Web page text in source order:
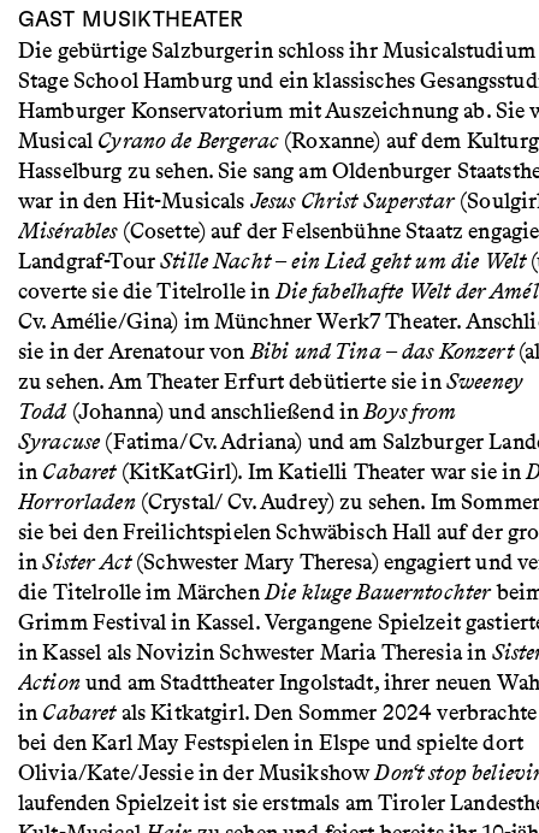
GAST MUSIKTHEATER
Die gebürtige Salzburgerin schloss ihr Musicalstudium
Stage School Hamburg und ein klassisches
Hamburger Konservatorium mit Auszeichnung ab. Sie
Musical Cyrano de Bergerac(Roxanne) auf dem
Hasselburg zu sehen. Sie sang am Oldenburger
war in den Hit-Musicals Jesus Christ Superstar
Misérables(Cosette) auf der Felsenbühne Staatz
Landgraf-TourStille Nacht – ein Lied geht um die Welt
coverte sie die Titelrolle inDie fabelhafte Welt der
Cv. Amélie/Gina) im Münchner Werk7 Theater.
sie in der Arenatour vonBibi und Tina – das Konzert
zu sehen. Am Theater Erfurt debütierte sie inSweeney
Todd(Johanna) und anschließend inBoys from
Syracuse(Fatima/Cv. Adriana) und am Salzburger
in Cabaret(KitKatGirl). Im Katielli Theater war sie in
Horrorladen(Crystal/ Cv. Audrey) zu sehen. Im
sie bei den Freilichtspielen Schwäbisch Hall auf der
inSister Act(Schwester Mary Theresa) engagiert und
die Titelrolle im MärchenDie kluge Bauerntochter
Grimm Festival in Kassel. Vergangene Spielzeit
in Kassel als Novizin Schwester Maria Theresia in
Actionund am Stadttheater Ingolstadt, ihrer neuen
in Cabaretals Kitkatgirl. Den Sommer 2024 verbrachte
bei den Karl May Festspielen in Elspe und spielte dort
Olivia/Kate/Jessie in der MusikshowDon‘t stop
laufenden Spielzeit ist sie erstmals am Tiroler